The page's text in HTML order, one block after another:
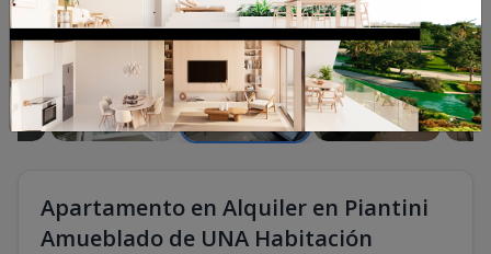
Apartamento en Alquiler en Piantini
Amueblado de UNA Habitación